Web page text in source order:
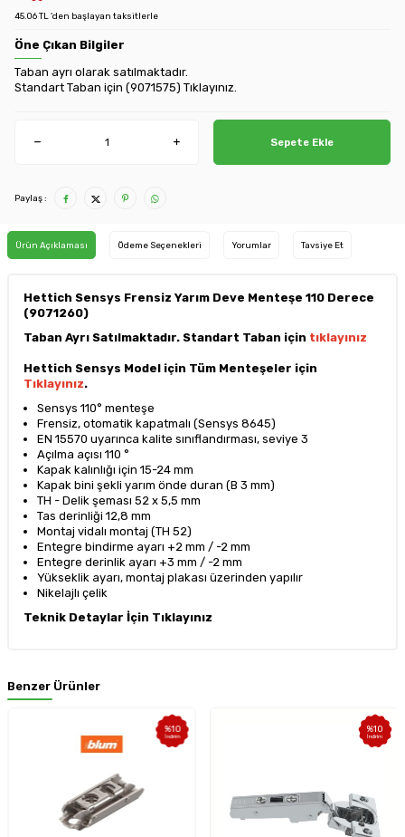
45.06 TL 'den başlayan taksitlerle
Öne Çıkan Bilgiler
Taban ayrı olarak satılmaktadır.
Standart Taban için (9071575) Tıklayınız.
Sepete Ekle
Paylaş :
Ürün Açıklaması Ödeme Seçenekleri Yorumlar Tavsiye Et
Hettich Sensys Frensiz Yarım Deve Menteşe 110 Derece
(9071260)
Taban Ayrı Satılmaktadır. Standart Taban için tıklayınız
Hettich Sensys Model için Tüm Menteşeler için
Tıklayınız.
Sensys 110° menteşe
Frensiz, otomatik kapatmalı (Sensys 8645)
EN 15570 uyarınca kalite sınıflandırması, seviye 3
Açılma açısı 110 °
Kapak kalınlığı için 15-24 mm
Kapak bini şekli yarım önde duran (B 3 mm)
TH - Delik şeması 52 x 5,5 mm
Tas derinliği 12,8 mm
Montaj vidalı montaj (TH 52)
Entegre bindirme ayarı +2 mm / -2 mm
Entegre derinlik ayarı +3 mm / -2 mm
Yükseklik ayarı, montaj plakası üzerinden yapılır
Nikelajlı çelik
Teknik Detaylar İçin Tıklayınız
Benzer Ürünler
%10
İndirim
%10
İndirim